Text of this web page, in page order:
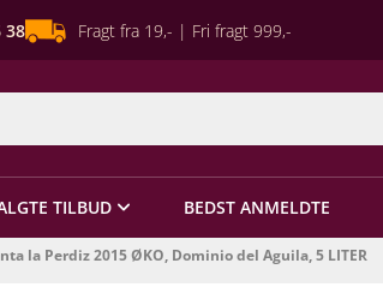
38 Fragt fra 19,- | Fri fragt 999,-
TILBUD BEDST ANMELDTE
la Perdiz 2015 ØKO, Dominio del Aguila, 5 LITER